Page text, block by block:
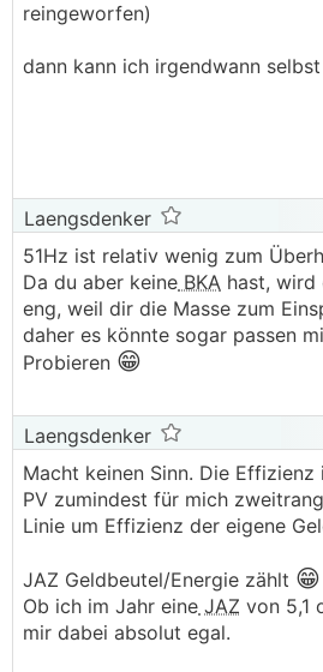
reingeworfen)
dann kann ich irgendwann
Laengsdenker
51Hz ist relativ wenig zum
Da du aber keine BKA hast, wird
eng, weil dir die Masse zum
daher es könnte sogar passen
Probieren 😁
Laengsdenker
Macht keinen Sinn. Die
PV zumindest für mich
Linie um Effizienz der eigene
JAZ Geldbeutel/Energie zählt 😁
Ob ich im Jahr eine JAZ von 5,1
mir dabei absolut egal.